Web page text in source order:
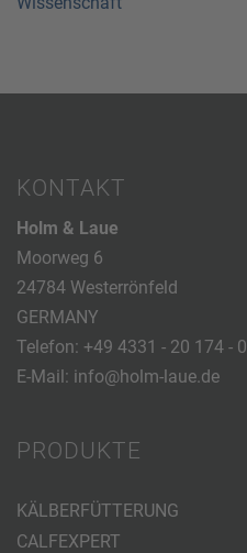
KONTAKT
Holm & Laue
Moorweg 6
24784 Westerrönfeld
GERMANY
Telefon: +49 4331 - 20 174 - 0
E-Mail: info@holm-laue.de
PRODUKTE
KÄLBERFÜTTERUNG
CALFEXPERT